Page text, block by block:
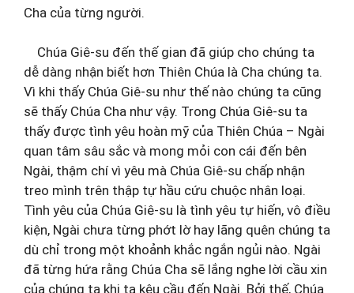
Cha của từng người.
Chúa Giê-su đến thế gian đã giúp cho chúng ta
dễ dàng nhận biết hơn Thiên Chúa là Cha chúng ta.
Vì khi thấy Chúa Giê-su như thế nào chúng ta cũng
sẽ thấy Chúa Cha như vậy. Trong Chúa Giê-su ta
thấy được tình yêu hoàn mỹ của Thiên Chúa – Ngài
quan tâm sâu sắc và mong mỏi con cái đến bên
Ngài, thậm chí vì yêu mà Chúa Giê-su chấp nhận
treo mình trên thập tự hầu cứu chuộc nhân loại.
Tình yêu của Chúa Giê-su là tình yêu tự hiến, vô điều
kiện, Ngài chưa từng phớt lờ hay lãng quên chúng ta
dù chỉ trong một khoảnh khắc ngắn ngủi nào. Ngài
đã từng hứa rằng Chúa Cha sẽ lắng nghe lời cầu xin
của chúng ta khi ta kêu cầu đến Ngài. Bởi thế, Chúa